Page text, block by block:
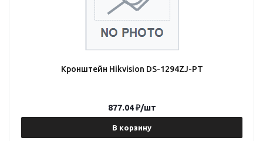
Кронштейн Hikvision DS-1294ZJ-PT
В корзину
877.04₽/шт